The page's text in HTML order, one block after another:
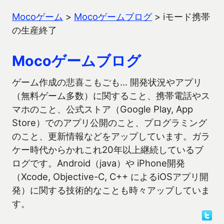
Mocoゲーム > Mocoゲームブログ> iモード携帯
の生産終了
Mocoゲームブログ
ゲーム作成の悲喜こもごも… 開発状況やアプリ
（無料ゲーム多数）に関すること、携帯電話やス
マホのこと、公式ストア（Google Play, App
Store）でのアプリ公開のこと、プログラミング
のこと、更新情報などをアップしています。ガラ
ケー時代からかれこれ20年以上継続しているブ
ログです。Android（java）や iPhone開発
（Xcode, Objective-C, C++ によるiOSアプリ開
発）に関する技術的なことも時々アップしていま
す。